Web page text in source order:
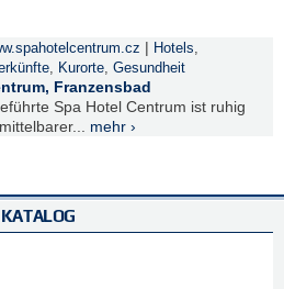
| Hotels,
, Kurorte, Gesundheit
Franzensbad
Spa Hotel Centrum ist ruhig
mehr ›
KATALOG